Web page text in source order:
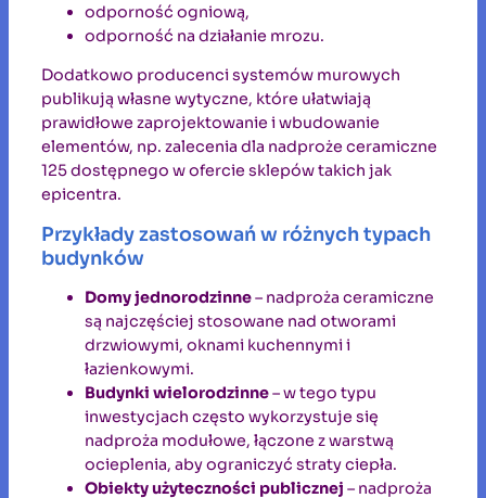
odporność ogniową,
odporność na działanie mrozu.
Dodatkowo producenci systemów murowych
publikują własne wytyczne, które ułatwiają
prawidłowe zaprojektowanie i wbudowanie
elementów, np. zalecenia dla nadproże ceramiczne
125 dostępnego w ofercie sklepów takich jak
epicentra.
Przykłady zastosowań w różnych typach
budynków
Domy jednorodzinne– nadproża ceramiczne
są najczęściej stosowane nad otworami
drzwiowymi, oknami kuchennymi i
łazienkowymi.
Budynki wielorodzinne– w tego typu
inwestycjach często wykorzystuje się
nadproża modułowe, łączone z warstwą
ocieplenia, aby ograniczyć straty ciepła.
Obiekty użyteczności publicznej – nadproża